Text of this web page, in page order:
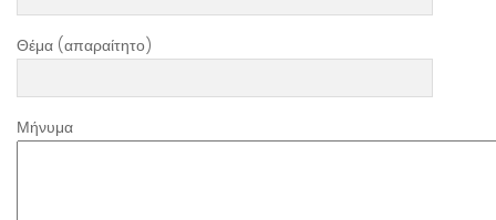
Θέμα (απαραίτητο)
Μήνυμα